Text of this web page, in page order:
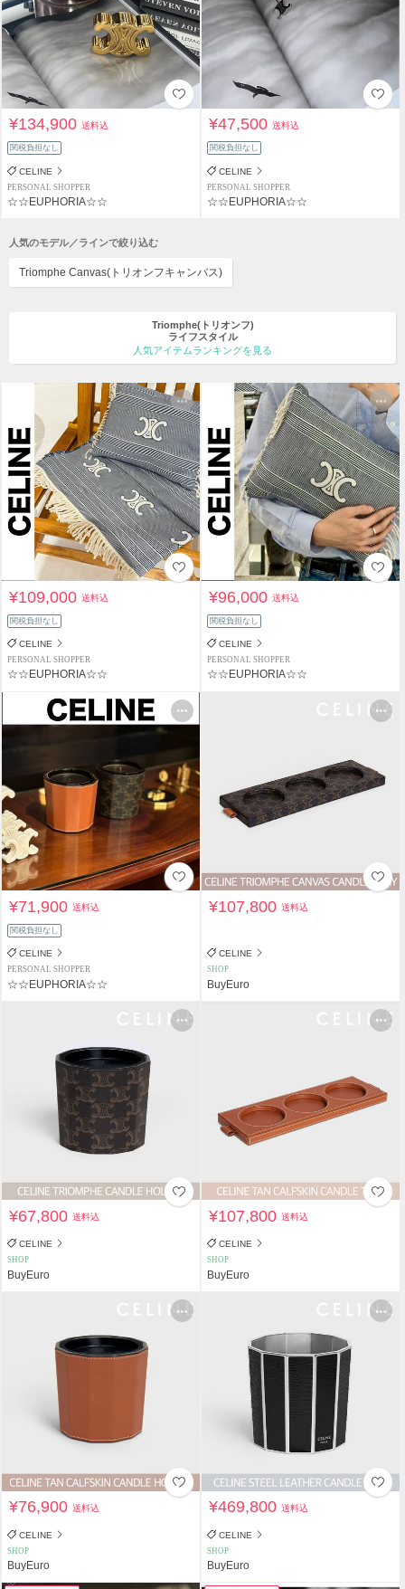
¥134,900送料込
関税負担なし
CELINE
PERSONAL SHOPPER
☆☆EUPHORIA☆☆
¥47,500送料込
関税負担なし
CELINE
PERSONAL SHOPPER
☆☆EUPHORIA☆☆
人気のモデル／ラインで絞り込む
Triomphe Canvas(トリオンフキャンバス)
Triomphe(トリオンフ)
ライフスタイル
人気アイテムランキングを見る
¥109,000送料込
関税負担なし
CELINE
PERSONAL SHOPPER
☆☆EUPHORIA☆☆
¥96,000送料込
関税負担なし
CELINE
PERSONAL SHOPPER
☆☆EUPHORIA☆☆
¥71,900送料込
関税負担なし
CELINE
PERSONAL SHOPPER
☆☆EUPHORIA☆☆
¥107,800送料込
CELINE
SHOP
BuyEuro
¥67,800送料込
CELINE
SHOP
BuyEuro
¥107,800送料込
CELINE
SHOP
BuyEuro
¥76,900送料込
CELINE
SHOP
BuyEuro
¥469,800送料込
CELINE
SHOP
BuyEuro